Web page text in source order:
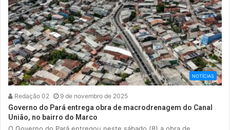
NOTÍCIAS
Redação 02 9 de novembro de 2025
Governo do Pará entrega obra de macrodrenagem do Canal
União, no bairro do Marco